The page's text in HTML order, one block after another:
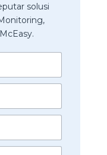
solusi